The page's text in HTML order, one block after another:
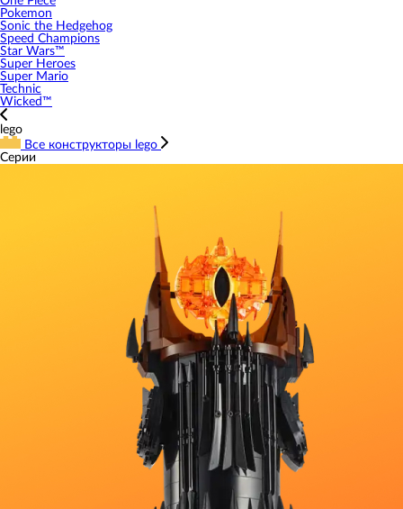
Pokemon
Sonic the Hedgehog
Speed Champions
Star Wars™
Super Heroes
Super Mario
Technic
Wicked™
lego
Все конструкторы lego
Серии